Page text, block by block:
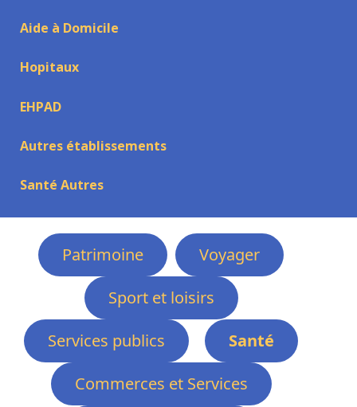
Aide à Domicile
Hopitaux
EHPAD
Autres établissements
Santé Autres
Patrimoine
Voyager
Sport et loisirs
Services publics
Santé
Commerces et Services